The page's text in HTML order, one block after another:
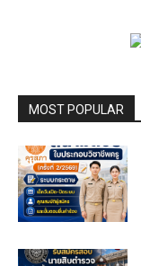
MOST POPULAR